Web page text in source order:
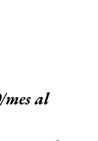
al